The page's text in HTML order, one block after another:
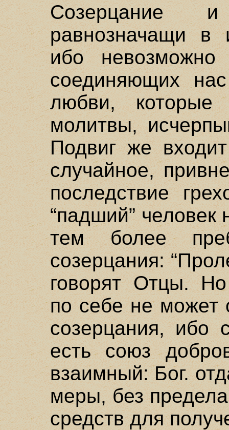
Созерцание
равнозначащи в
ибо невозможно
соединяющих
любви, которые
молитвы,
Подвиг же
случайное,
последствие
“падший” человек
тем более
созерцания:
говорят Отцы.
по себе не может
созерцания, ибо
есть союз
взаимный: Бог.
меры, без
средств для